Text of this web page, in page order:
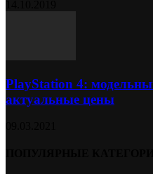
PlayStation 4:
актуальные цены